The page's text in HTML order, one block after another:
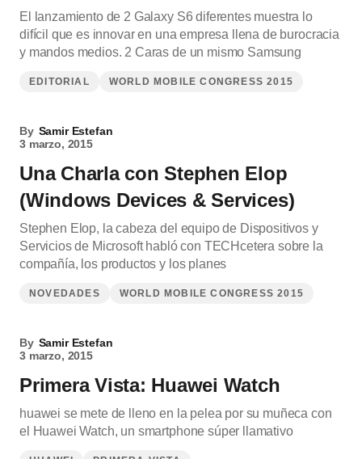
El lanzamiento de 2 Galaxy S6 diferentes muestra lo
difícil que es innovar en una empresa llena de burocracia
y mandos medios. 2 Caras de un mismo Samsung
EDITORIAL WORLD MOBILE CONGRESS 2015
By Samir Estefan
3 marzo, 2015
Una Charla con Stephen Elop
(Windows Devices & Services)
Stephen Elop, la cabeza del equipo de Dispositivos y
Servicios de Microsoft habló con TECHcetera sobre la
compañía, los productos y los planes
NOVEDADES WORLD MOBILE CONGRESS 2015
By Samir Estefan
3 marzo, 2015
Primera Vista: Huawei Watch
huawei se mete de lleno en la pelea por su muñeca con
el Huawei Watch, un smartphone súper llamativo